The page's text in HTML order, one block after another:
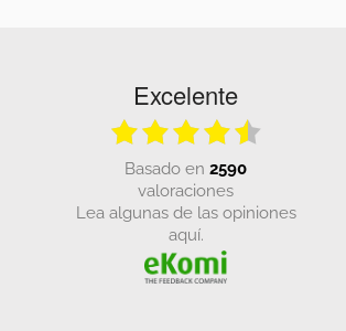
Excelente
basado en 2590
valoraciones
Lea algunas de las opiniones
aquí.